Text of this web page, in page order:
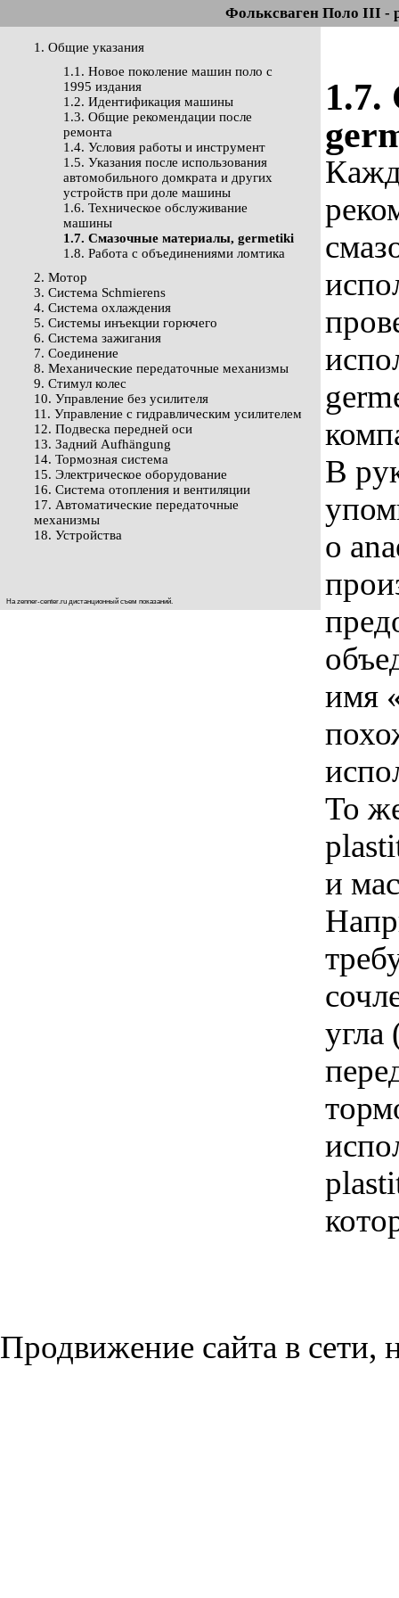
Фольксваген Поло III -
1. Общие указания
1.1. Новое поколение машин поло с
1995 издания
1.2. Идентификация машины
1.3. Общие рекомендации после
ремонта
1.4. Условия работы и инструмент
1.5. Указания после использования
автомобильного домкрата и других
устройств при доле машины
1.6. Техническое обслуживание
машины
1.7. Смазочные материалы, germetiki
1.8. Работа с объединениями ломтика
2. Мотор
3. Система Schmierens
4. Система охлаждения
5. Системы инъекции горючего
6. Система зажигания
7. Соединение
8. Механические передаточные механизмы
9. Стимул колес
10. Управление без усилителя
11. Управление с гидравлическим усилителем
12. Подвеска передней оси
13. Задний Aufhängung
14. Тормозная система
15. Электрическое оборудование
16. Система отопления и вентиляции
17. Автоматические передаточные
механизмы
18. Устройства
Наzenner-center.ru дистанционный съем показаний.
В
о
имя
То
и
угла
Продвижение сайта в сети,